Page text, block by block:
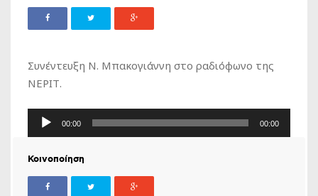
Συνέντευξη Ν. Μπακογιάννη στο ραδιόφωνο της
ΝΕΡΙΤ.
Πρόγραμμα
00:00 00:00
Κοινοποίηση